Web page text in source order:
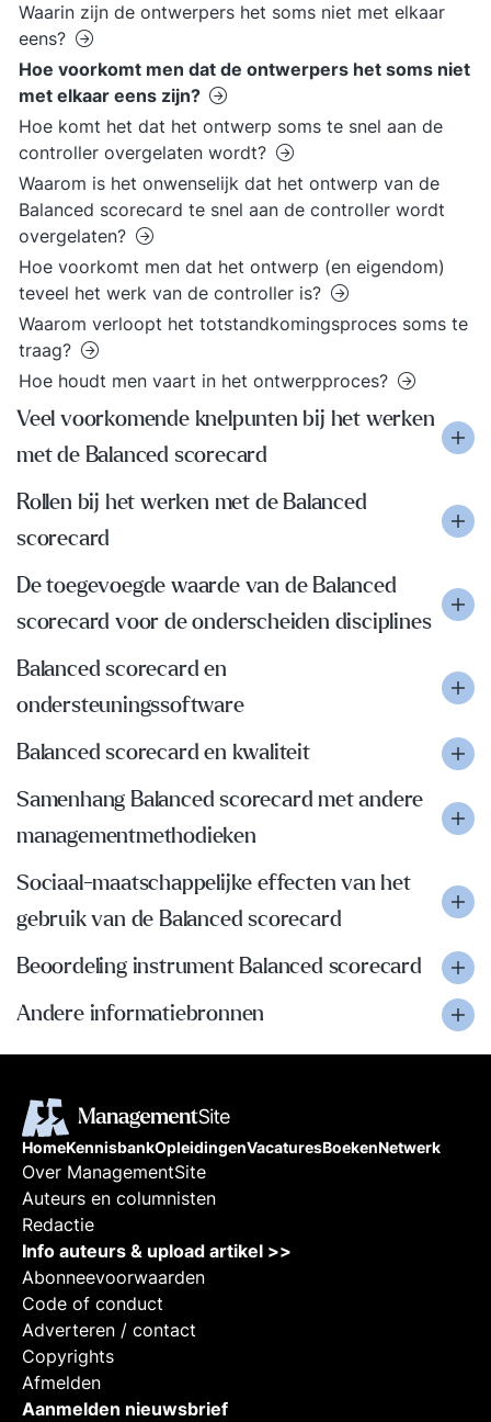
Waarin zijn de ontwerpers het soms niet met elkaar
eens?
Hoe voorkomt men dat de ontwerpers het soms niet
met elkaar eens zijn?
Hoe komt het dat het ontwerp soms te snel aan de
controller overgelaten wordt?
Waarom is het onwenselijk dat het ontwerp van de
Balanced scorecard te snel aan de controller wordt
overgelaten?
Hoe voorkomt men dat het ontwerp (en eigendom)
teveel het werk van de controller is?
Waarom verloopt het totstandkomingsproces soms te
traag?
Hoe houdt men vaart in het ontwerpproces?
Veel voorkomende knelpunten bij het werken
met de Balanced scorecard
Rollen bij het werken met de Balanced
scorecard
De toegevoegde waarde van de Balanced
scorecard voor de onderscheiden disciplines
Balanced scorecard en
ondersteuningssoftware
Balanced scorecard en kwaliteit
Samenhang Balanced scorecard met andere
managementmethodieken
Sociaal-maatschappelijke effecten van het
gebruik van de Balanced scorecard
Beoordeling instrument Balanced scorecard
Andere informatiebronnen
HomeKennisbankOpleidingenVacaturesBoekenNetwerk
Over ManagementSite
Auteurs en columnisten
Redactie
Info auteurs & upload artikel >>
Abonneevoorwaarden
Code of conduct
Adverteren / contact
Copyrights
Afmelden
Aanmelden nieuwsbrief